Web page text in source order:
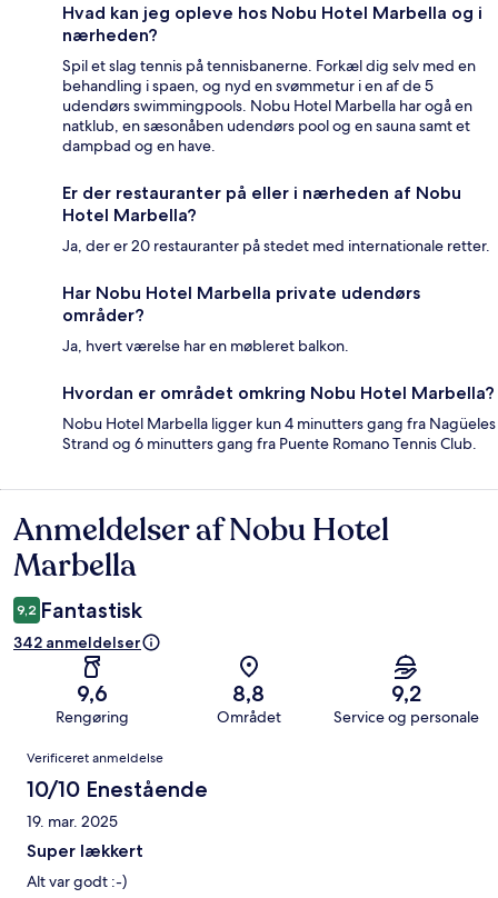
Hvad kan jeg opleve hos Nobu Hotel Marbella og i
nærheden?
Spil et slag tennis på tennisbanerne. Forkæl dig selv med en
behandling i spaen, og nyd en svømmetur i en af de 5
udendørs swimmingpools. Nobu Hotel Marbella har ogå en
natklub, en sæsonåben udendørs pool og en sauna samt et
dampbad og en have.
Er der restauranter på eller i nærheden af Nobu
Hotel Marbella?
Ja, der er 20 restauranter på stedet med internationale retter.
Har Nobu Hotel Marbella private udendørs
områder?
Ja, hvert værelse har en møbleret balkon.
Hvordan er området omkring Nobu Hotel Marbella?
Nobu Hotel Marbella ligger kun 4 minutters gang fra Nagüeles
Strand og 6 minutters gang fra Puente Romano Tennis Club.
Anmeldelser
Anmeldelser af Nobu Hotel
Marbella
9,2 Fantastisk
342 anmeldelser
9,6
Rengøring
8,8
Området
9,2
Service og personale
Anmeldelser
Verificeret anmeldelse
10/10 Enestående
19. mar. 2025
Super lækkert
Alt var godt :-)